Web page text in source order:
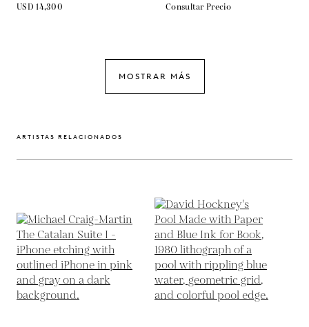
USD 14,300
Consultar Precio
MOSTRAR MÁS
ARTISTAS RELACIONADOS